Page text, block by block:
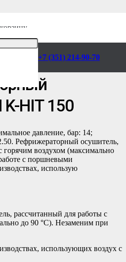
+7 (351) 214-90-70
/Воздухоподготовка
K-HIT 150
давление, бар: 14;
Рефрижераторный осушитель,
горячим воздухом (максимально
с поршневыми
использую
рассчитанный для работы с
до 90 °C). Незаменим при
использующих воздух с